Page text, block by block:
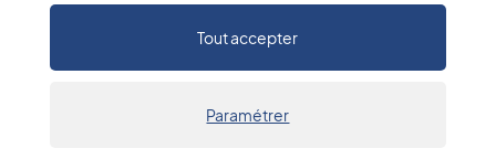
Tout accepter
Paramétrer